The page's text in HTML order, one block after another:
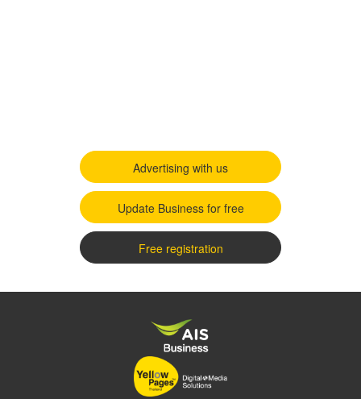
Advertising with us
Update Business for free
Free registration